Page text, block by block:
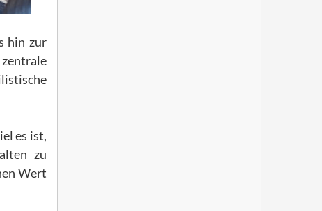
hin zur
es ist,
zu
Wert